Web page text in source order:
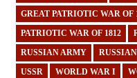
GREAT PATRIOTIC WAR OF
PATRIOTIC WAR OF 1812
RUSSIAN ARMY
USSR WORLD WAR I